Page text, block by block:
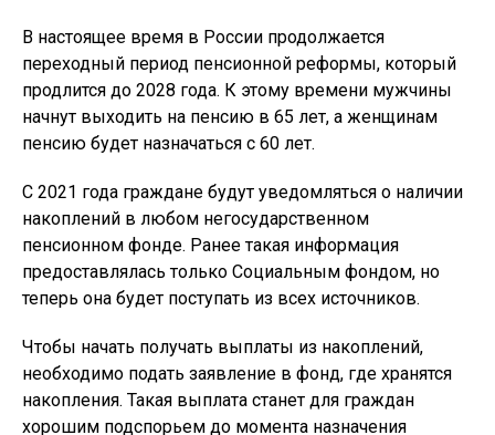
В настоящее время в России продолжается
переходный период пенсионной реформы, который
продлится до 2028 года. К этому времени мужчины
начнут выходить на пенсию в 65 лет, а женщинам
пенсию будет назначаться с 60 лет.
С 2021 года граждане будут уведомляться о наличии
накоплений в любом негосударственном
пенсионном фонде. Ранее такая информация
предоставлялась только Социальным фондом, но
теперь она будет поступать из всех источников.
Чтобы начать получать выплаты из накоплений,
необходимо подать заявление в фонд, где хранятся
накопления. Такая выплата станет для граждан
хорошим подспорьем до момента назначения